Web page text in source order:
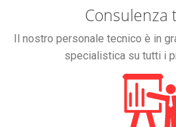
Consulenza
Il nostro personale tecnico è in
specialistica su tutti i